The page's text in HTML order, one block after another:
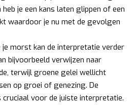
je een kans laten glippen of een
waardoor je nu met de gevolgen
je morst kan de interpretatie verder
bijvoorbeeld verwijzen naar
terwijl groene gelei wellicht
op groei of genezing. De
voor de juiste interpretatie.